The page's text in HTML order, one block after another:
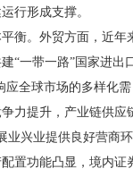
行形成支撑。
衡。外贸方面，近年
“一带一路”国家进出
应全球市场的多样化需
力提升，产业链供应
业兴业提供良好营商环
置功能凸显，境内证